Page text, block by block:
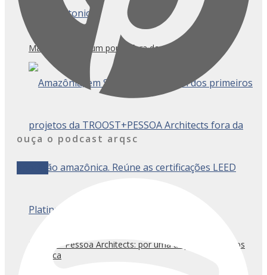
Marcelo Salum: um ponto fora da mesmice
Troost + Pessoa Architects: por uma arquitetura menos
genérica
ouça o podcast arqsc